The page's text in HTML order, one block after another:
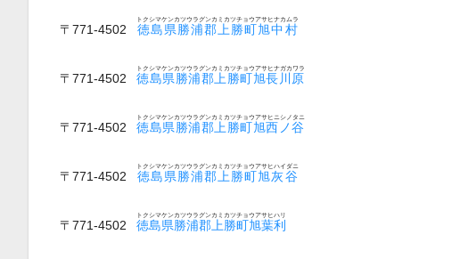
〒771-4502 徳島県勝浦郡上勝町旭中村
トクシマケンカツウラグンカミカツチョウアサヒナカムラ
〒771-4502 徳島県勝浦郡上勝町旭長川原
トクシマケンカツウラグンカミカツチョウアサヒナガカワラ
〒771-4502 徳島県勝浦郡上勝町旭西ノ谷
トクシマケンカツウラグンカミカツチョウアサヒニシノタニ
〒771-4502 徳島県勝浦郡上勝町旭灰谷
トクシマケンカツウラグンカミカツチョウアサヒハイダニ
〒771-4502 徳島県勝浦郡上勝町旭葉利
トクシマケンカツウラグンカミカツチョウアサヒハリ